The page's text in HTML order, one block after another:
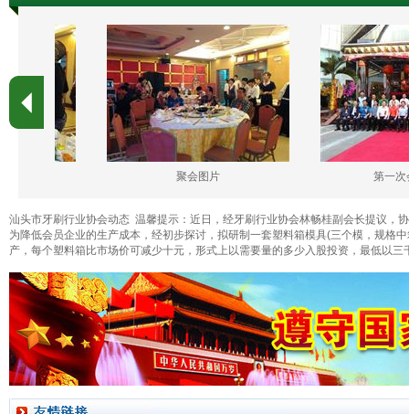
聚会图片 第一次会员
汕头市牙刷行业协会动态 温馨提示：近日，经牙刷行业协会林畅桂副会长提议，
为降低会员企业的生产成本，经初步探讨，拟研制一套塑料箱模具(三个模，规
产，每个塑料箱比市场价可减少十元，形式上以需要量的多少入股投资，最低以